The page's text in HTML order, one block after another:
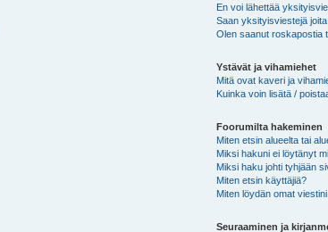
En voi lähettää
Saan yksityisviestejä
Olen saanut roskapostia
Ystävät ja vihamiehet
Mitä ovat kaveri ja
Kuinka voin lisätä /
Foorumilta hakeminen
Miten etsin alueelta tai
Miksi hakuni ei löytänyt
Miksi haku johti tyhjään
Miten etsin käyttäjiä?
Miten löydän omat
Seuraaminen ja